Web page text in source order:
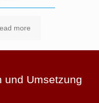
more
und Umsetzung